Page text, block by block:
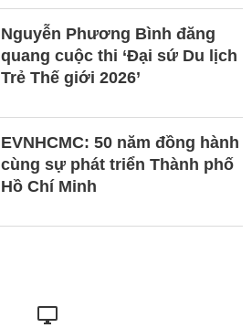
Nguyễn Phương Bình đăng
quang cuộc thi ‘Đại sứ Du lịch
Trẻ Thế giới 2026’
EVNHCMC: 50 năm đồng hành
cùng sự phát triển Thành phố
Hồ Chí Minh